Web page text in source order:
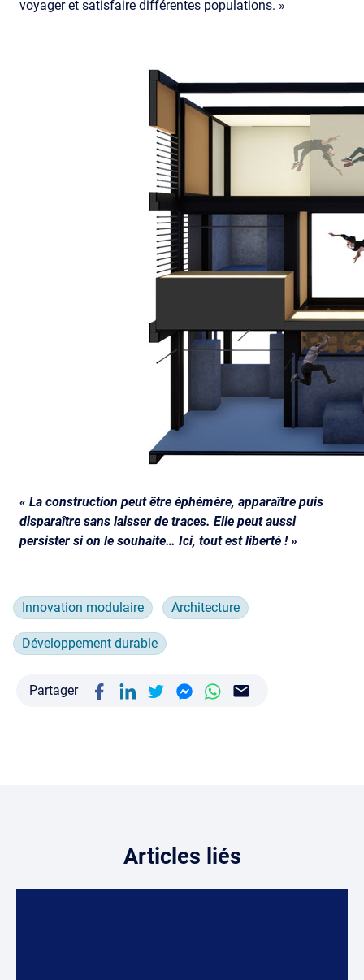
voyager et satisfaire différentes populations. »
« La construction peut être éphémère, apparaître puis
disparaître sans laisser de traces. Elle peut aussi
persister si on le souhaite… Ici, tout est liberté ! »
Innovation modulaire Architecture
Développement durable
Partager
Articles liés